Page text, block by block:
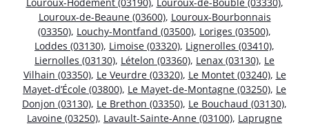
Louroux-Hodement (03190), Louroux-de-Bouble (03330),
Louroux-de-Beaune (03600), Louroux-Bourbonnais
(03350), Louchy-Montfand (03500), Loriges (03500),
Loddes (03130), Limoise (03320), Lignerolles (03410),
Liernolles (03130), Lételon (03360), Lenax (03130), Le
Vilhain (03350), Le Veurdre (03320), Le Montet (03240), Le
Mayet-d’École (03800), Le Mayet-de-Montagne (03250), Le
Donjon (03130), Le Brethon (03350), Le Bouchaud (03130),
Lavoine (03250), Lavault-Sainte-Anne (03100), Laprugne